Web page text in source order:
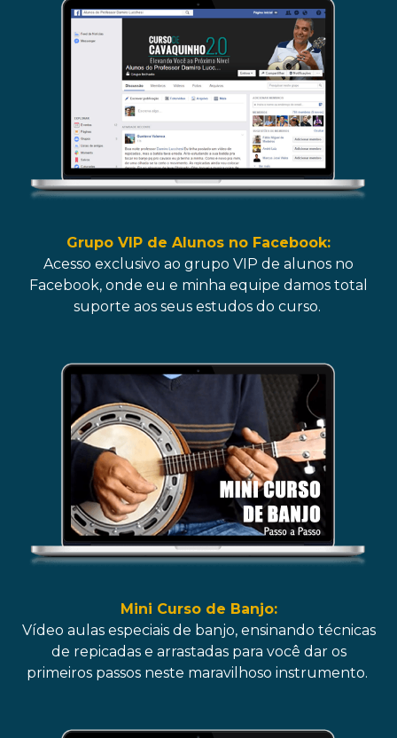
Grupo VIP de Alunos no Facebook:
Acesso exclusivo ao grupo VIP de alunos no
Facebook, onde eu e minha equipe damos total
suporte aos seus estudos do curso.
Mini Curso de Banjo:
Vídeo aulas especiais de banjo, ensinando técnicas
de repicadas e arrastadas para você dar os
primeiros passos neste maravilhoso instrumento.